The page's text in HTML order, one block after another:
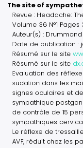
The site of
Revue : Headache:
Volume 36 N°1
Auteur(s) : Drummond
Date de publication :
Résumé sur le site
Résumé sur le site
Evaluation des
sudation dans les
signes oculaires et
sympathique
de contrôle de 15
sympathiques
Le réflexe de
AVF, réduit chez les